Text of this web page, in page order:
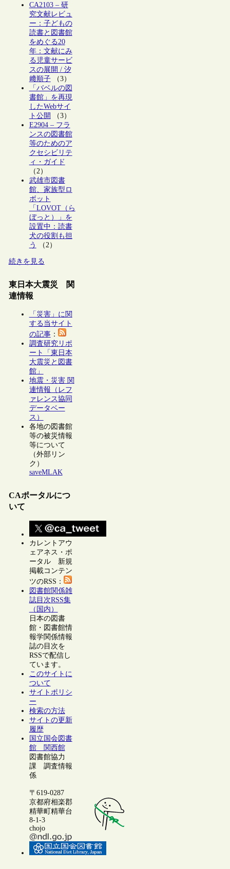
CA2103 – 研
究文献レビュ
ー：子どもの
読書と図書館
をめぐる20
年：文献にみ
る児童サービ
スの展開 / 汐
﨑順子（3）
「バベルの図
書館」を再現
したWebサイ
ト公開
（3）
E2904 – フラ
ンスの図書館
等のためのア
クセシビリテ
ィ・ガイド
（2）
武雄市図書
館、家族型ロ
ボット
「LOVOT（ら
ぼっと）」を
設置中：読書
犬の役割も担
う
（2）
続きを見る
東日本大震災 関
連情報
「災害」に関
する当サイト
の記事：
調査研究リポ
ート「東日本
大震災と図書
館」
地震・災害 関
連情報（レフ
ァレンス協同
データベー
ス）
各地の図書館
等の被災情報
等について
（外部リン
ク）
saveMLAK
CAポータルにつ
いて
カレントアウ
ェアネス・ポ
ータル 新規
掲載コンテン
ツのRSS：
図書館関係雑
誌目次RSS集
（国内）
日本の図書
館・図書館情
報学関係情報
誌の目次を
RSSで配信し
ています。
このサイトに
ついて
サイトポリシ
ー
検索の方法
サイトの更新
履歴
国立国会図書
館 関西館
図書館協力
課 調査情報
係
〒619-0287
京都府相楽郡
精華町精華台
8-1-3
chojo